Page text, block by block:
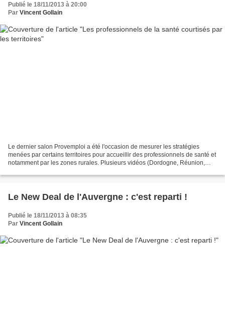
Publié le 18/11/2013 à 20:00
Par Vincent Gollain
Le dernier salon Provemploi a été l'occasion de mesurer les stratégies
menées par certains territoires pour accueillir des professionnels de santé et
notamment par les zones rurales. Plusieurs vidéos (Dordogne, Réunion,
Le New Deal de l'Auvergne : c'est reparti !
Publié le 18/11/2013 à 08:35
Par Vincent Gollain